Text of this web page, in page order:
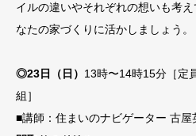
イルの違いやそれぞれの想いも考え
なたの家づくりに活かしましょう。
◎23日（日） 13時〜14時15分［定
組］
■講師：住まいのナビゲーター 古屋